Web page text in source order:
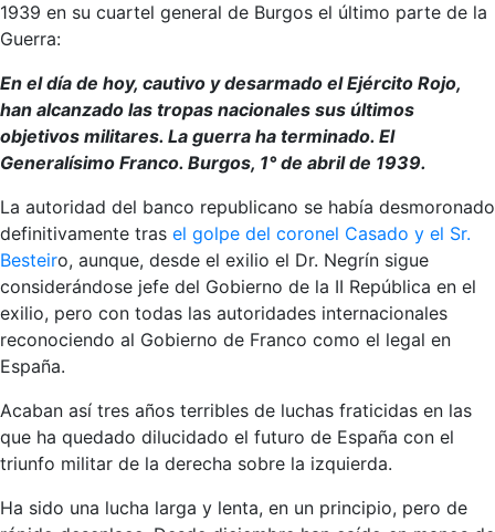
1939 en su cuartel general de Burgos el último parte de la
Guerra:
En el día de hoy, cautivo y desarmado el Ejército Rojo,
han alcanzado las tropas nacionales sus últimos
objetivos militares. La guerra ha terminado. El
Generalísimo Franco. Burgos, 1° de abril de 1939.
La autoridad del banco republicano se había desmoronado
definitivamente tras el golpe del coronel Casado y el Sr.
Besteiro, aunque, desde el exilio el Dr. Negrín sigue
considerándose jefe del Gobierno de la II República en el
exilio, pero con todas las autoridades internacionales
reconociendo al Gobierno de Franco como el legal en
España.
Acaban así tres años terribles de luchas fraticidas en las
que ha quedado dilucidado el futuro de España con el
triunfo militar de la derecha sobre la izquierda.
Ha sido una lucha larga y lenta, en un principio, pero de